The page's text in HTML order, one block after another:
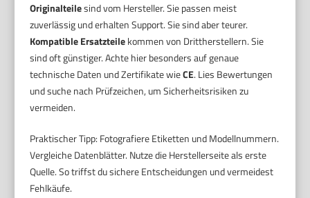
Originalteilesind vom Hersteller. Sie passen meist
zuverlässig und erhalten Support. Sie sind aber teurer.
Kompatible Ersatzteilekommen von Drittherstellern. Sie
sind oft günstiger. Achte hier besonders auf genaue
technische Daten und Zertifikate wieCE. Lies Bewertungen
und suche nach Prüfzeichen, um Sicherheitsrisiken zu
vermeiden.
Praktischer Tipp: Fotografiere Etiketten und Modellnummern.
Vergleiche Datenblätter. Nutze die Herstellerseite als erste
Quelle. So triffst du sichere Entscheidungen und vermeidest
Fehlkäufe.